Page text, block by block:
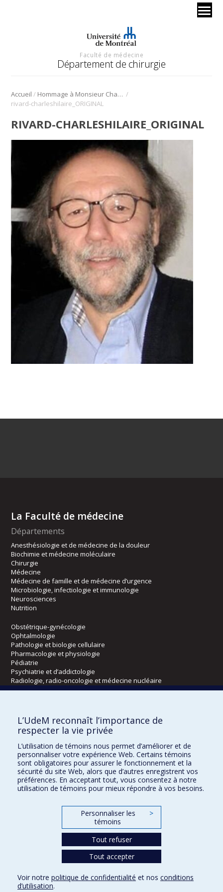
Faculté de médecine
Département de chirurgie
Accueil / Hommage à Monsieur Charles-Hilaire Rivard (1944-2022) /
rivard-charleshilaire_ORIGINAL
RIVARD-CHARLESHILAIRE_ORIGINAL
La Faculté de médecine
Départements
Anesthésiologie et de médecine de la douleur
Biochimie et médecine moléculaire
Chirurgie
Médecine
Médecine de famille et de médecine d’urgence
Microbiologie, infectiologie et immunologie
Neurosciences
Nutrition
Obstétrique-gynécologie
Ophtalmologie
Pathologie et biologie cellulaire
Pharmacologie et physiologie
Pédiatrie
Psychiatrie et d’addictologie
Radiologie, radio-oncologie et médecine nucléaire
Kinésiologie et des sciences de l’activité physique
Orthophonie et audiologie
Réadaptation
Directions
DPC
CPASS
L’UdeM reconnaît l’importance de
respecter la vie privée
L’utilisation de témoins nous permet d’améliorer et de
personnaliser votre expérience Web. Certains témoins
sont obligatoires pour assurer le fonctionnement et la
sécurité du site Web, alors que d’autres enregistrent vos
préférences. En acceptant tout, vous consentez à notre
utilisation de témoins pour mieux répondre à vos besoins.
Personnaliser les
témoins
>
Tout refuser
Tout accepter
Voir notre politique de confidentialité et nos conditions
d’utilisation.